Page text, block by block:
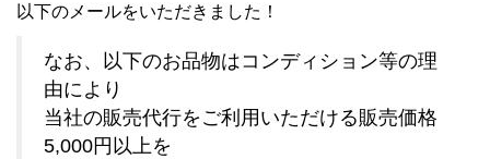
以下のメールをいただきました！
なお、以下のお品物はコンディション等の理
由により
当社の販売代行をご利用いただける販売価格
5,000円以上を